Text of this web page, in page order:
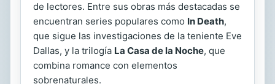
de lectores. Entre sus obras más destacadas se
encuentran series populares como In Death,
que sigue las investigaciones de la teniente Eve
Dallas, y la trilogía La Casa de la Noche, que
combina romance con elementos
sobrenaturales.